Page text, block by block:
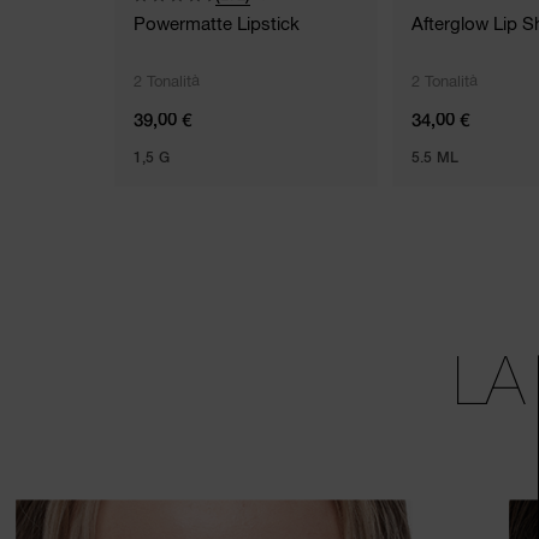
Powermatte Lipstick
2 Tonalità
39,00 €
1,5 G
Afterglow Lip
2 Tonalità
34,00 €
5.5 ML